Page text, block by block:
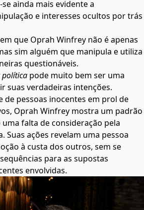
ainda mais evidente a
e interesses ocultos por trás
que Oprah Winfrey não é apenas
sim alguém que manipula e utiliza
questionáveis.
política pode muito bem ser uma
suas verdadeiras intenções.
de pessoas inocentes em prol de
Oprah Winfrey mostra um padrão
falta de consideração pela
Suas ações revelam uma pessoa
à custa dos outros, sem se
para as supostas
envolvidas.